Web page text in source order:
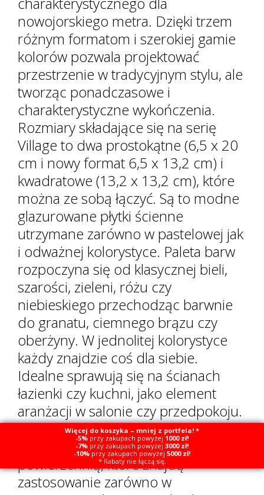
nowojorskiego metra. Dzięki trzem
różnym formatom i szerokiej gamie
kolorów pozwala projektować
przestrzenie w tradycyjnym stylu, ale
tworząc ponadczasowe i
charakterystyczne wykończenia.
Rozmiary składające się na serię
Village to dwa prostokątne (6,5 x 20
cm i nowy format 6,5 x 13,2 cm) i
kwadratowe (13,2 x 13,2 cm), które
można ze sobą łączyć. Są to modne
glazurowane płytki ścienne
utrzymane zarówno w pastelowej jak
i odważnej kolorystyce. Paleta barw
rozpoczyna się od klasycznej bieli,
szarości, zieleni, różu czy
niebieskiego przechodząc barwnie
do granatu, ciemnego brązu czy
oberżyny. W jednolitej kolorystyce
każdy znajdzie coś dla siebie.
Idealne sprawują się na ścianach
łazienki czy kuchni, jako element
aranżacji w salonie czy przedpokoju.
Są to proste kafle o ponadczasowym
wyglądzie z gładką błyszczącą
powierzchnią, które znajdą
zastosowanie zarówno w
Więcej do koszyka – mniej z portfela! *
-5% przy zakupach powyżej 1000 zł!
-7% przy zakupach powyżej 3000 zł!
-10% przy zakupach powyżej 5000 zł!
* Rabaty nie łączą się.